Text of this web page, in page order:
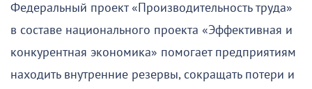
Федеральный проект «Производительность труда»
в составе национального проекта «Эффективная и
конкурентная экономика» помогает предприятиям
находить внутренние резервы, сокращать потери и